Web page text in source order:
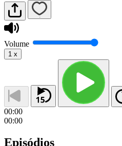
Volume
1 x
00:00
00:00
Episódios